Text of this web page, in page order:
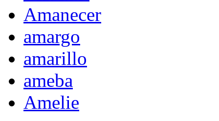
Amanecer
amargo
amarillo
ameba
Amelie